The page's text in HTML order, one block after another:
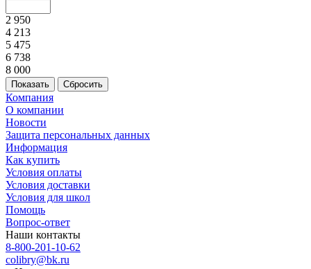
2 950
4 213
5 475
6 738
8 000
Сбросить
Компания
О компании
Новости
Защита персональных данных
Информация
Как купить
Условия оплаты
Условия доставки
Условия для школ
Помощь
Вопрос-ответ
Наши контакты
8-800-201-10-62
colibry@bk.ru